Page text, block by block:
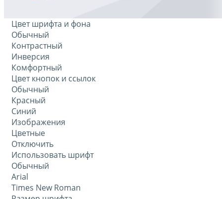
Цвет шрифта и фона
Обычный
Контрастный
Инверсия
Комфортный
Цвет кнопок и ссылок
Обычный
Красный
Синий
Изображения
Цветные
Отключить
Использовать шрифт
Обычный
Arial
Times New Roman